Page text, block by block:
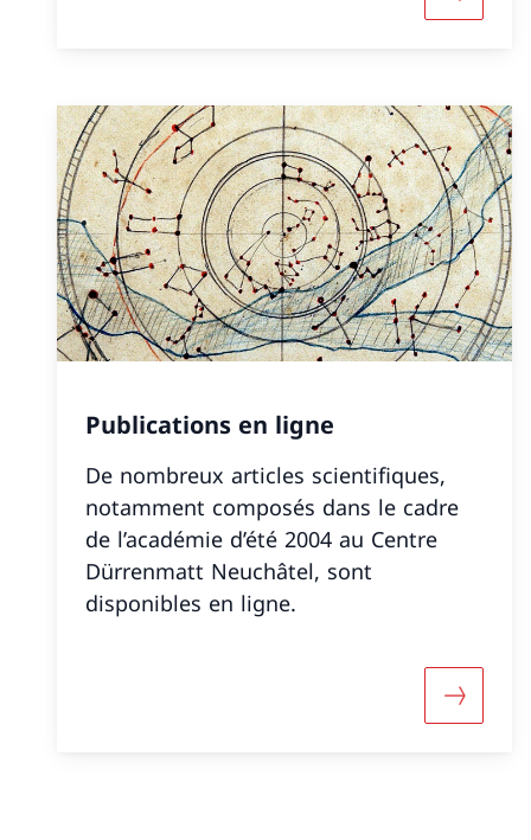
Publications en ligne
De nombreux articles scientifiques,
notamment composés dans le cadre
de l’académie d’été 2004 au Centre
Dürrenmatt Neuchâtel, sont
disponibles en ligne.